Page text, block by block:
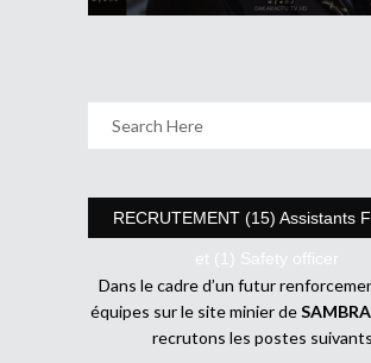
RECRUTEMENT (15) Assistants
et (1) Safety officer
Dans le cadre d’un futur
équipes sur le site minier de
recrutons les postes